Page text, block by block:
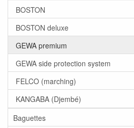
BOSTON
BOSTON deluxe
GEWA premium
GEWA side protection system
FELCO (marching)
KANGABA (Djembé)
Baguettes